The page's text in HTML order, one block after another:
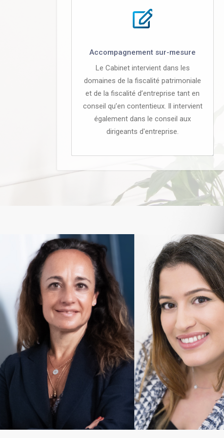
Accompagnement sur-mesure
Le Cabinet intervient dans les
domaines de la fiscalité patrimoniale
et de la fiscalité d’entreprise tant en
conseil qu’en contentieux. Il intervient
également dans le conseil aux
dirigeants d'entreprise.